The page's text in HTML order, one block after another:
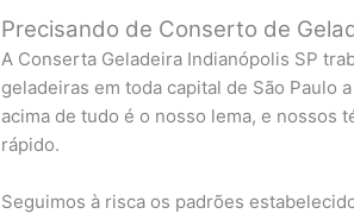
Precisando de Conserto de
A Conserta Geladeira Indianópolis SP
geladeiras em toda capital de São Paulo
acima de tudo é o nosso lema, e nossos
rápido.
Seguimos à risca os padrões